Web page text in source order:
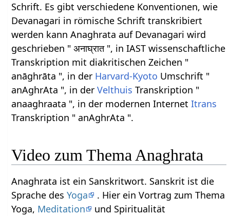
Schrift. Es gibt verschiedene Konventionen, wie
Devanagari in römische Schrift transkribiert
werden kann Anaghrata auf Devanagari wird
geschrieben " अनाघ्रात ", in IAST wissenschaftliche
Transkription mit diakritischen Zeichen "
anāghrāta ", in der Harvard-Kyoto Umschrift "
anAghrAta ", in derVelthuis Transkription "
anaaghraata ", in der modernen InternetItrans
Transkription " anAghrAta ".
Video zum Thema Anaghrata
Anaghrata ist ein Sanskritwort. Sanskrit ist die
Sprache desYoga
. Hier ein Vortrag zum Thema
Yoga, Meditation und Spiritualität